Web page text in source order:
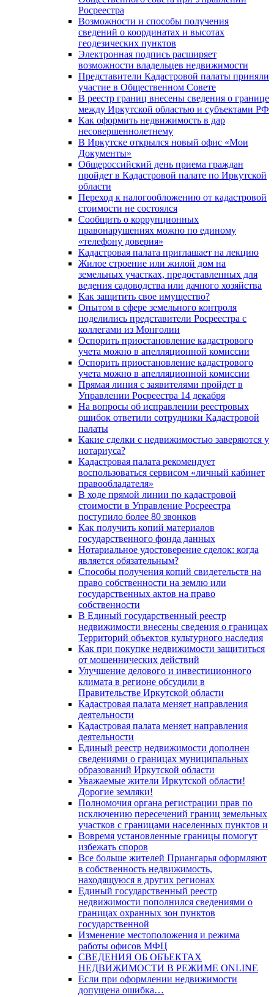
Росреестра
Возможности и способы получения
сведений о координатах и высотах
геодезических пунктов
Электронная подпись расширяет
возможности владельцев недвижимости
Представители Кадастровой палаты приняли
участие в Общественном Совете
В реестр границ внесены сведения о границе
между Иркутской областью и субъектами РФ
Как оформить недвижимость в дар
несовершеннолетнему
В Иркутске открылся новый офис «Мои
Документы»
Общероссийский день приема граждан
пройдет в Кадастровой палате по Иркутской
области
Переход к налогообложению от кадастровой
стоимости не состоялся
Сообщить о коррупционных
правонарушениях можно по единому
«телефону доверия»
Кадастровая палата приглашает на лекцию
Жилое строение или жилой дом на
земельных участках, предоставленных для
ведения садоводства или дачного хозяйства
Как защитить свое имущество?
Опытом в сфере земельного контроля
поделились представители Росреестра с
коллегами из Монголии
Оспорить приостановление кадастрового
учета можно в апелляционной комиссии
Оспорить приостановление кадастрового
учета можно в апелляционной комиссии
Прямая линия с заявителями пройдет в
Управлении Росреестра 14 декабря
На вопросы об исправлении реестровых
ошибок ответили сотрудники Кадастровой
палаты
Какие сделки с недвижимостью заверяются у
нотариуса?
Кадастровая палата рекомендует
воспользоваться сервисом «личный кабинет
правообладателя»
В ходе прямой линии по кадастровой
стоимости в Управление Росреестра
поступило более 80 звонков
Как получить копий материалов
государственного фонда данных
Нотариальное удостоверение сделок: когда
является обязательным?
Способы получения копий свидетельств на
право собственности на землю или
государственных актов на право
собственности
В Единый государственный реестр
недвижимости внесены сведения о границах
Территорий объектов культурного наследия
Как при покупке недвижимости защититься
от мошеннических действий
Улучшение делового и инвестиционного
климата в регионе обсудили в
Правительстве Иркутской области
Кадастровая палата меняет направления
деятельности
Кадастровая палата меняет направления
деятельности
Единый реестр недвижимости дополнен
сведениями о границах муниципальных
образований Иркутской области
Уважаемые жители Иркутской области!
Дорогие земляки!
Полномочия органа регистрации прав по
исключению пересечений границ земельных
участков с границами населенных пунктов и
Вовремя установленные границы помогут
избежать споров
Все больше жителей Приангарья оформляют
в собственность недвижимость,
находящуюся в других регионах
Единый государственный реестр
недвижимости пополнился сведениями о
границах охранных зон пунктов
государственной
Изменение местоположения и режима
работы офисов МФЦ
СВЕДЕНИЯ ОБ ОБЪЕКТАХ
НЕДВИЖИМОСТИ В РЕЖИМЕ ONLINE
Если при оформлении недвижимости
допущена ошибка…